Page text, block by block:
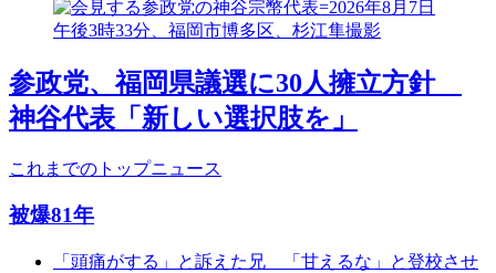
参政党、福岡県議選に30人擁立方針
神谷代表「新しい選択肢を」
これまでのトップニュース
被爆81年
「頭痛がする」と訴えた兄 「甘えるな」と登校させ